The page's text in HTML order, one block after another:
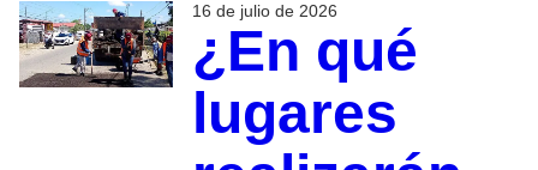
16 de julio de 2026
¿En qué
lugares